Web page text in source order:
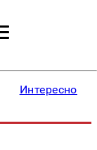
Интересное